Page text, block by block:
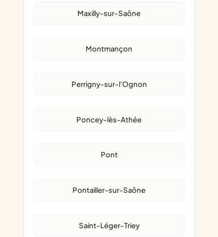
Maxilly-sur-Saône
Montmançon
Perrigny-sur-l'Ognon
Poncey-lès-Athée
Pont
Pontailler-sur-Saône
Saint-Léger-Triey